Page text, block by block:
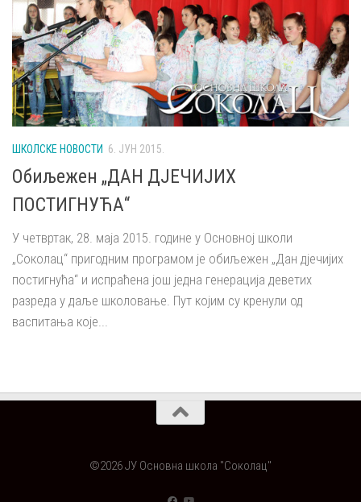
ШКОЛСКЕ НОВОСТИ 6. ЈУН 2015.
Обиљежен „ДАН ДЈЕЧИЈИХ
ПОСТИГНУЋА“
У четвртак, 28. маја 2015. године у Основној школи
„Соколац“ пригодним програмом је обиљежен „Дан дјечијих
постигнућа“ и испраћена још једна генерација деветих
разреда у даље школовање. Пут којим су кренули од
васпитања које...
©2026 ЈУ Основна школа "Соколац"